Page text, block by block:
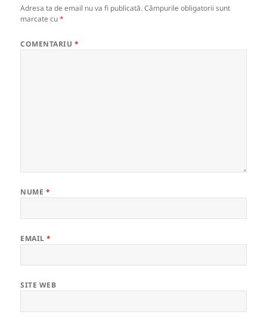
Adresa ta de email nu va fi publicată. Câmpurile obligatorii sunt
marcate cu*
COMENTARIU *
NUME *
EMAIL*
SITE WEB